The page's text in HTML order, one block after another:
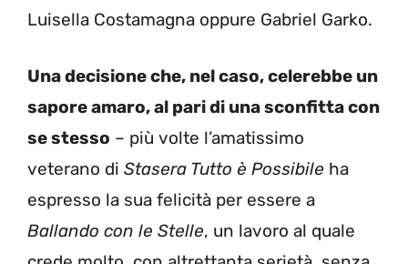
Luisella Costamagna oppure Gabriel Garko.
Una decisione che, nel caso, celerebbe un
sapore amaro, al pari di una sconfitta con
se stesso – più volte l’amatissimo
veterano di Stasera Tutto è Possibile ha
espresso la sua felicità per essere a
Ballando con le Stelle, un lavoro al quale